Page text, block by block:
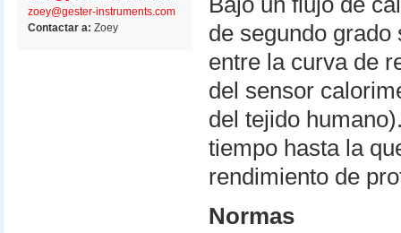
zoey@gester-instruments.com
Contactar a:Zoey
de segundo
entre la curva de
del sensor
del tejido
tiempo hasta la
rendimiento de
Normas